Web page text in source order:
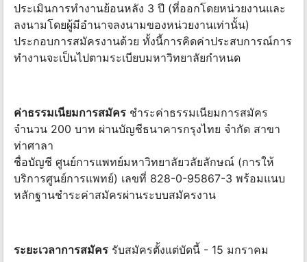
ประเมินการทำงานย้อนหลัง 3 ปี (ที่ออกโดยหน่วยงานและ
ลงนามโดยผู้มีอำนาจลงนามของหน่วยงานเท่านั้น)
ประกอบการสมัครงานด้วย ทั้งนี้การคิดค่าประสบการณ์การ
ทำงานจะเป็นไปตามระเบียบมหาวิทยาลัยกำหนด
ค่าธรรมเนียมการสมัคร ชำระค่าธรรมเนียมการสมัคร
จำนวน 200 บาท ผ่านบัญชีธนาคารกรุงไทย จำกัด สาขา
ท่าศาลา
ชื่อบัญชี ศูนย์การแพทย์มหาวิทยาลัยวลัยลักษณ์ (การให้
บริการศูนย์การแพทย์) เลขที่ 828-0-95867-3 พร้อมแนบ
หลักฐานชำระค่าสมัครผ่านระบบสมัครงาน
ระยะเวลาการสมัคร รับสมัครตั้งแต่บัดนี้ - 15 มกราคม